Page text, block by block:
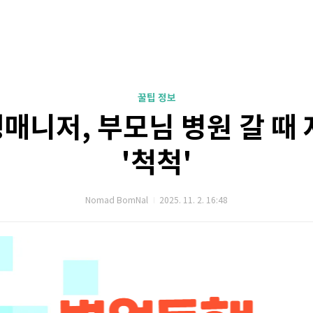
꿀팁 정보
니저, 부모님 병원 갈 때
'척척'
Nomad BomNal 2025. 11. 2. 16:48